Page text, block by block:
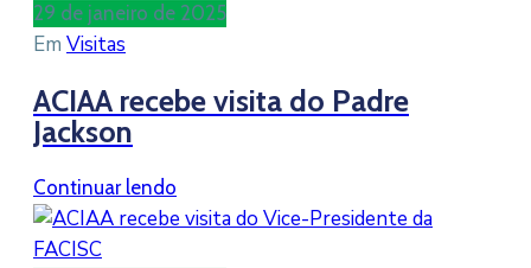
29 de janeiro de 2025
Em Visitas
ACIAA recebe visita do Padre
Jackson
Continuar lendo